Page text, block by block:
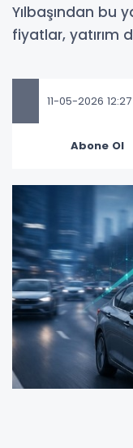
Yılbaşından bu
fiyatlar, yatırım
11-05-2026 12:27
Abone Ol